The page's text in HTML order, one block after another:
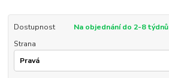
Dostupnost
Na objednání do 2-8 týdnů
Strana